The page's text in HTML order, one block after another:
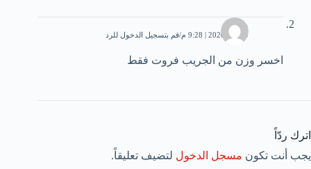
محمد
9 مايو، 2020 | 9:28 م قم بتسجيل الدخول للرد
اخسر وزن من الجريب فروت فقط
اترك ردّاً
يجب أنت تكون مسجل الدخول لتضيف تعليقاً.